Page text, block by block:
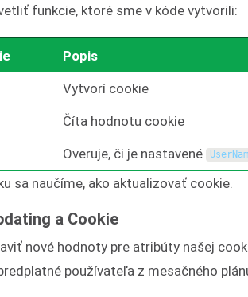
funkcie, ktoré sme v kóde vytvorili:
Popis
Vytvorí cookie
Číta hodnotu cookie
Overuje, či je nastavené
sa naučíme, ako aktualizovať cookie.
a Cookie
nové hodnoty pre atribúty našej
používateľa z mesačného